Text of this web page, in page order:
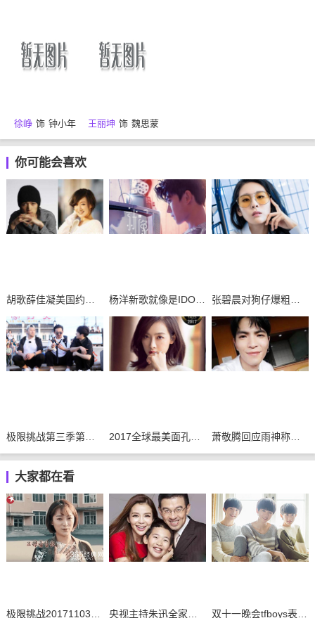
徐峥 饰 钟小年 王丽坤 饰 魏思蒙
你可能会喜欢
极限挑战第三季第九期插曲背景音乐整理
大家都在看